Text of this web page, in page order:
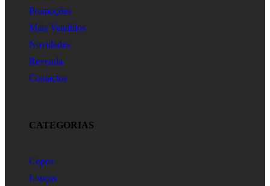
Promoções
Mais Vendidos
Novidades
Revenda
Contactos
CATEGORIAS
Copos
Louças